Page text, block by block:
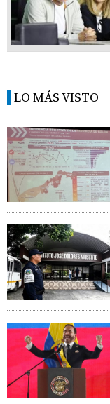
LO MÁS VISTO